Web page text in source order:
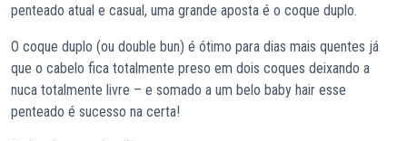
penteado atual e casual, uma grande aposta é o coque duplo.
O coque duplo (ou double bun) é ótimo para dias mais quentes já
que o cabelo fica totalmente preso em dois coques deixando a
nuca totalmente livre – e somado a um belo baby hair esse
penteado é sucesso na certa!